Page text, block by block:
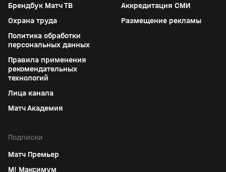
Брендбук Матч ТВ
Охрана труда
Политика обработки
персональных данных
Правила применения
рекомендательных
технологий
Лица канала
Матч Академия
Аккредитация СМИ
Размещение рекламы
Подписки
Матч Премьер
М! Максимум